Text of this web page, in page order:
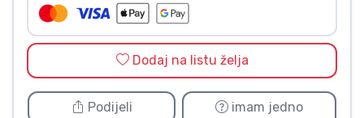
Dodaj na listu želja
Podijeli
imam jedno